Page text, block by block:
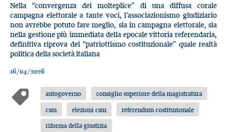
Nella “convergenza del molteplice” di una diffusa corale
campagna elettorale a tante voci, l’associazionismo giudiziario
non avrebbe potuto fare meglio, sia in campagna elettorale, sia
nella gestione più immediata della epocale vittoria referendaria,
definitiva riprova del “patriottismo costituzionale” quale realtà
politica della società italiana
16/04/2026
autogoverno
consiglio superiore della magistratura
csm
elezioni csm
referendum costituzionale
riforma della giustizia